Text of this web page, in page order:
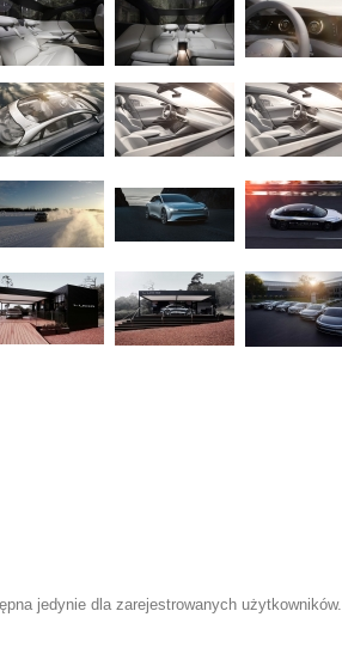
jedynie dla zarejestrowanych użytkowników.